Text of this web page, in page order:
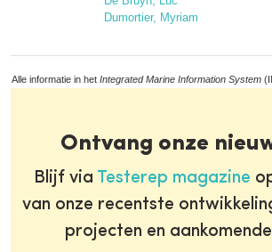
Dumortier, Myriam
Alle informatie in het Integrated Marine Information System
Ontvang onze
Blijf via Testerep magazine
van onze recentste
projecten en